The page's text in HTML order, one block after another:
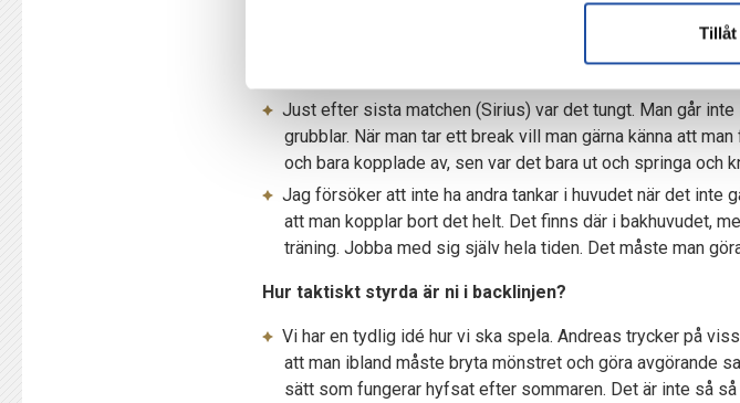
Vi har jobbat hårt efter sommaren och fått ihop vissa delar.
Hur var det att gå på sommaruppehåll efter den
Just efter sista matchen (Sirius) var det tungt. Man går
grubblar. När man tar ett break vill man gärna känna att
och bara kopplade av, sen var det bara ut och springa och
Jag försöker att inte ha andra tankar i huvudet när det inte
att man kopplar bort det helt. Det finns där i bakhuvudet,
träning. Jobba med sig själv hela tiden. Det måste man
Hur taktiskt styrda är ni i backlinjen?
Vi har en tydlig idé hur vi ska spela. Andreas trycker på
att man ibland måste bryta mönstret och göra avgörande
sätt som fungerar hyfsat efter sommaren. Det är inte så